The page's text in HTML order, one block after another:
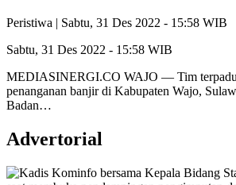
Peristiwa | Sabtu, 31 Des 2022 - 15:58 WIB
Sabtu, 31 Des 2022 - 15:58 WIB
MEDIASINERGI.CO WAJO — Tim terpadu
penanganan banjir di Kabupaten Wajo,
Badan…
Advertorial